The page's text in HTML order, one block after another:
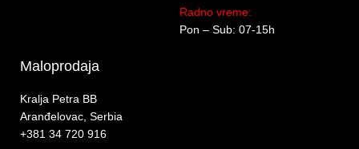
Radno vreme:
Pon – Sub: 07-15h
Maloprodaja
Kralja Petra BB
Aranđelovac, Serbia
+381 34 720 916